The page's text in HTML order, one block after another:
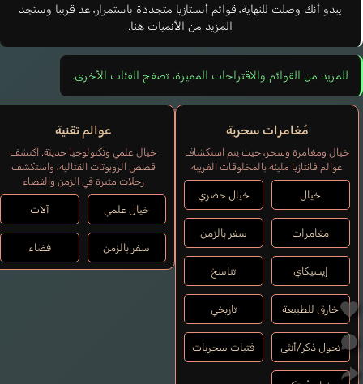
يبدو أنك وصلت للنهاية، قوائم أنستازيا متجددة باستمرار، عد قريبا وستجد
المزيد من الأنميات هنا.
للمزيد من القوائم والاقتراحات المميزة، تصفح الفئات الأخرى.
مُغامرات سحرية
خيال ومغامرة وسحر، حيث يتم استكشاف
عوالم فانتازيا مليئة بالمخلوقات الغريبة
خيال خيال حضري
مغامرات سفر بالزمن
إيسيكاي تناسخ
خارق للطبيعة تاريخي
تحول ذكر/أنثى فتيات سحريات
عوالم تقنية
خيال علمي وتكنولوجيا حديثة. اكتشف
قصص الروبوتات القتالية، واستكشف
رحلات مثيرة في الزمن والفضاء
خيال علمي آلات
سفر بالزمن فضاء